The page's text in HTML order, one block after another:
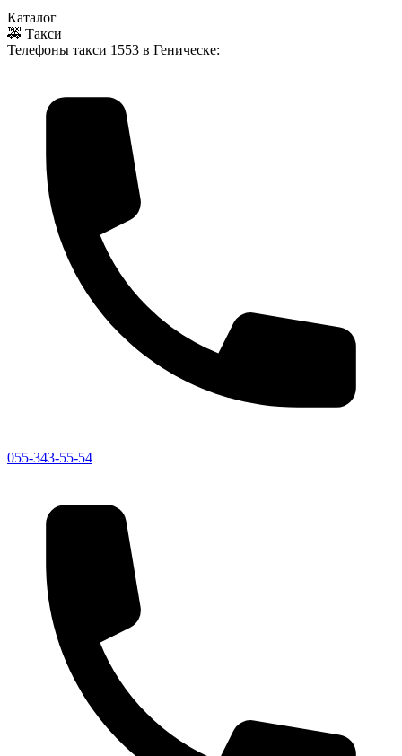
Каталог
🚕 Такси
Телефоны такси 1553 в Геническе:
055-343-55-54